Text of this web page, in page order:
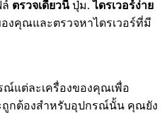
ตรวจเดี๋ยวนี้ ปุ่ม. ไดรเวอร์ง่าย
งคุณและตรวจหาไดรเวอร์ที่มี
ณ์แต่ละเครื่องของคุณเพื่อ
ถูกต้องสำหรับอุปกรณ์นั้น คุณยัง